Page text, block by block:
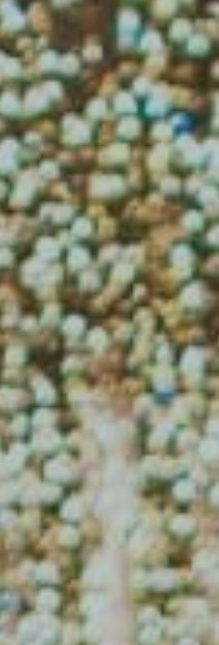
לפרטים נוספים
השאירו פרטים:
הינך מאשר\ת בזאת לעשות
קבלת חומר שיווקי בנוגע
באמצעות דואר אלקטורני ו/או